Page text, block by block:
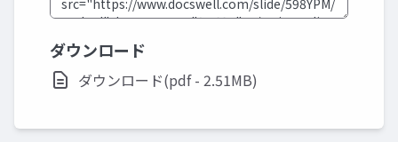
ダウンロード
ダウンロード(pdf - 2.51MB)